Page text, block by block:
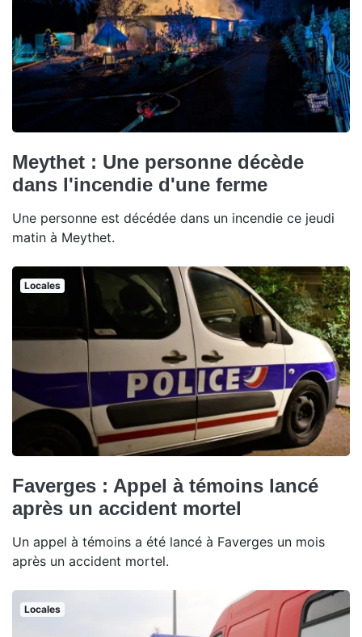
Meythet : Une personne décède
dans l'incendie d'une ferme
Une personne est décédée dans un incendie ce jeudi
matin à Meythet.
Locales
Faverges : Appel à témoins lancé
après un accident mortel
Un appel à témoins a été lancé à Faverges un mois
après un accident mortel.
Locales